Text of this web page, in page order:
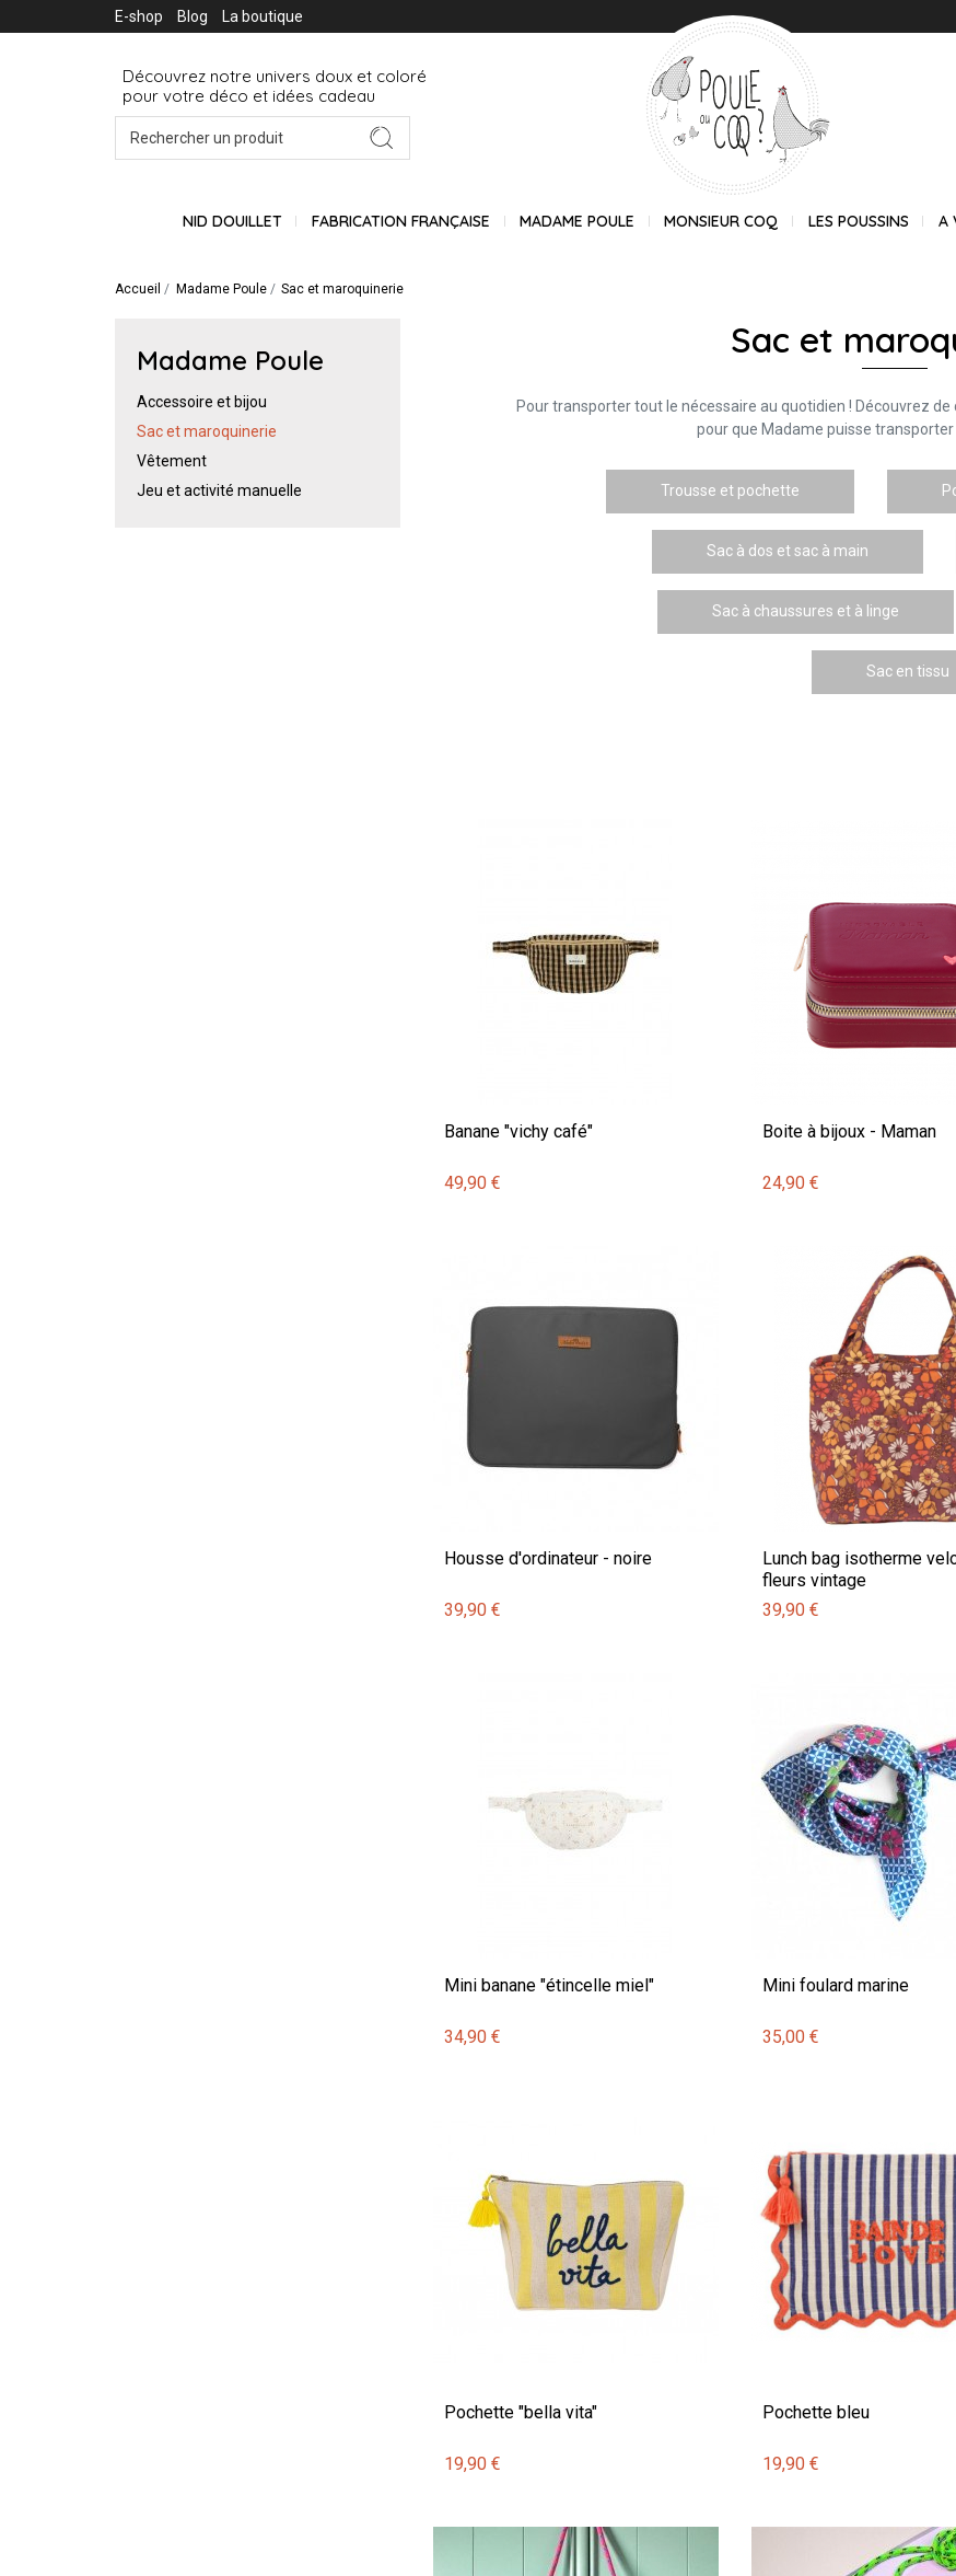
E-shop Blog La boutique
Découvrez notre univers doux et coloré
pour votre déco et idées cadeau
NID DOUILLET FABRICATION FRANÇAISE MADAME POULE MONSIEUR COQ LES POUSSINS A
Accueil Madame Poule Sac et maroquinerie
Madame Poule
Accessoire et bijou
Sac et maroquinerie
Vêtement
Jeu et activité manuelle
Sac et
Pour transporter tout le nécessaire au quotidien ! Découvrez
pour que Madame puisse transporter
Trousse et pochette
Sac à dos et sac à main
Sac à chaussures et à linge
Sac en tissu
Banane "vichy café"
49,90 €
Boite à bijoux - Maman
24,90 €
Housse d'ordinateur - noire
39,90 €
Lunch bag isotherme
fleurs vintage
39,90 €
Mini banane "étincelle miel"
34,90 €
Mini foulard marine
35,00 €
Pochette "bella vita"
19,90 €
Pochette bleu
19,90 €